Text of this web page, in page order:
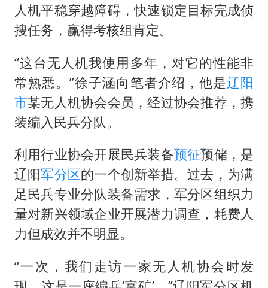
“开学三件套”全线暴涨
人机平稳穿越障碍，快速锁定目标完成侦
搜任务，赢得考核组肯定。
“这台无人机我使用多年，对它的性能非
常熟悉。”徐子涵向笔者介绍，他是辽阳
市某无人机协会会员，经过协会推荐，携
装编入民兵分队。
利用行业协会开展民兵装备预征预储，是
辽阳军分区的一个创新举措。过去，为满
足民兵专业分队装备需求，军分区组织力
量对新兴领域企业开展潜力调查，耗费人
力但成效并不明显。
“一次，我们走访一家无人机协会时发